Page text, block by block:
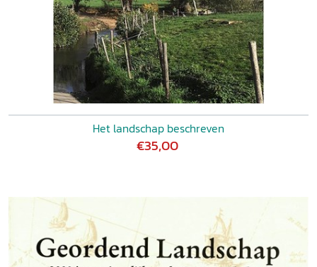
Het landschap beschreven
€35,00